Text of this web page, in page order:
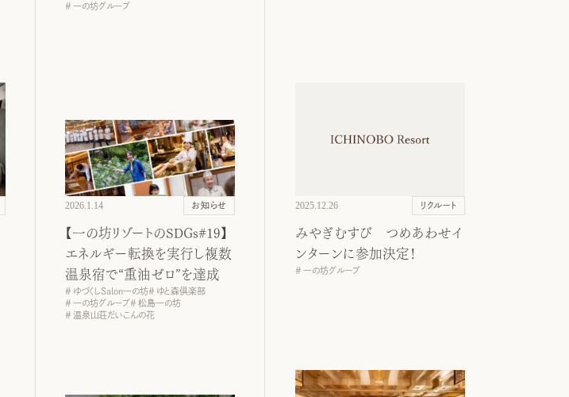
一の坊グループ
2026.1.14 お知らせ
【一の坊リゾートのSDGs#19】
エネルギー転換を実行し複数
温泉宿で“重油ゼロ”を達成
ゆづくしSalon一の坊
ゆと森倶楽部
一の坊グループ
松島一の坊
温泉山荘だいこんの花
2025.12.26 リクルート
みやぎむすび つめあわせイ
ンターンに参加決定！
一の坊グループ